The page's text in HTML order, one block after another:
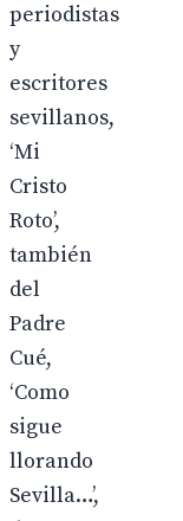
periodistas
y
escritores
sevillanos,
‘Mi
Cristo
Roto’,
también
del
Padre
Cué,
‘Como
sigue
llorando
Sevilla…’,